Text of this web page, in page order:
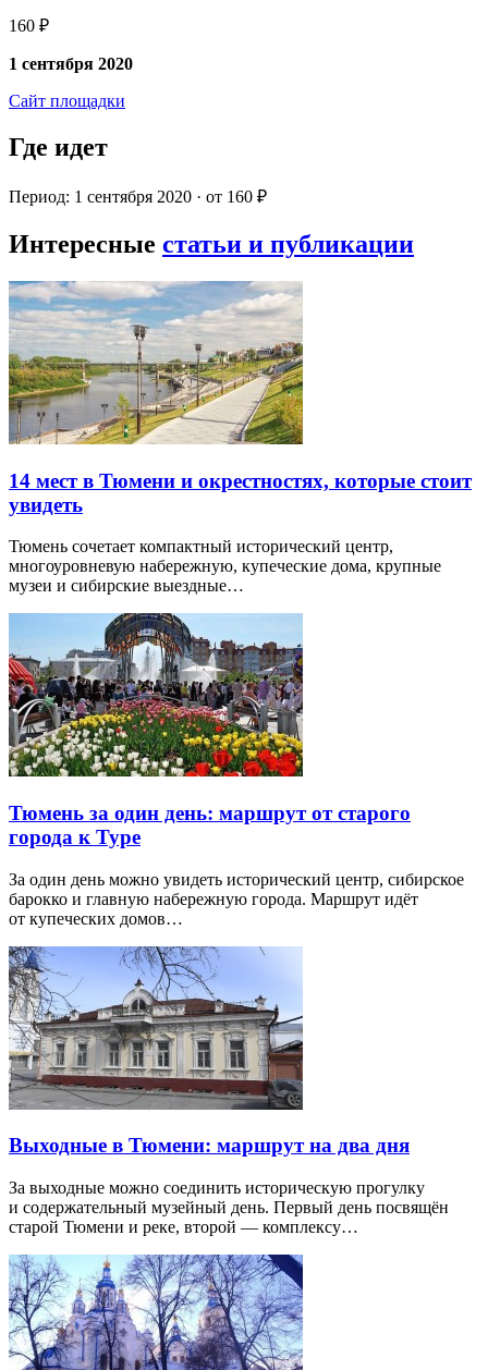
160 ₽
1 сентября 2020
Сайт площадки
Где идет
Период: 1 сентября 2020 · от 160 ₽
Интересные статьи и публикации
14 мест в Тюмени и окрестностях, которые стоит
увидеть
Тюмень сочетает компактный исторический центр,
многоуровневую набережную, купеческие дома, крупные
музеи и сибирские выездные…
Тюмень за один день: маршрут от старого
города к Туре
За один день можно увидеть исторический центр, сибирское
барокко и главную набережную города. Маршрут идёт
от купеческих домов…
Выходные в Тюмени: маршрут на два дня
За выходные можно соединить историческую прогулку
и содержательный музейный день. Первый день посвящён
старой Тюмени и реке, второй — комплексу…